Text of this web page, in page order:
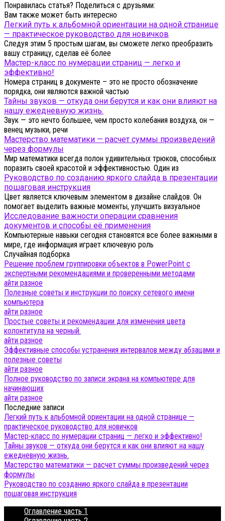
Понравилась статья? Поделиться с друзьями:
Вам также может быть интересно
Легкий путь к альбомной ориентации на одной странице
— практическое руководство для новичков
Следуя этим 5 простым шагам, вы сможете легко преобразить
вашу страницу, сделав её более
Мастер-класс по нумерации страниц — легко и
эффективно!
Номера страниц в документе – это не просто обозначение
порядка, они являются важной частью
Тайны звуков — откуда они берутся и как они влияют на
нашу ежедневную жизнь.
Звук — это нечто большее, чем просто колебания воздуха, он —
венец музыки, речи
Мастерство математики — расчет суммы произведений
через формулы
Мир математики всегда полон удивительных трюков, способных
поразить своей красотой и эффективностью. Один из
Руководство по созданию яркого слайда в презентации
пошаговая инструкция
Цвет является ключевым элементом в дизайне слайдов. Он
помогает выделить важные моменты, улучшить визуальное
Исследование важности операции сравнения
документов и способы её применения
Компьютерные навыки сегодня становятся все более важными в
мире, где информация играет ключевую роль
Случайная подборка
Решение проблем группировки объектов в PowerPoint с
экспертными рекомендациями и проверенными методами
айти разное
Полезные советы и инструкции по поиску сетевого имени
компьютера
айти разное
Простые советы и рекомендации для изменения цвета
колонтитула на черный.
айти разное
Эффективные способы устранения интервалов между абзацами и
полезные советы
айти разное
Полное руководство по записи экрана на компьютере для
начинающих
айти разное
Последние записи
Легкий путь к альбомной ориентации на одной странице —
практическое руководство для новичков
Мастер-класс по нумерации страниц — легко и эффективно!
Тайны звуков — откуда они берутся и как они влияют на нашу
ежедневную жизнь.
Мастерство математики — расчет суммы произведений через
формулы
Руководство по созданию яркого слайда в презентации
пошаговая инструкция
Оглавление часть 1